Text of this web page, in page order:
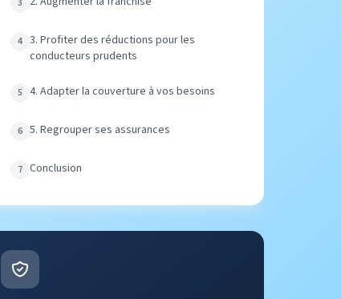
3. Profiter des réductions pour les
conducteurs prudents
4. Adapter la couverture à vos besoins
5. Regrouper ses assurances
Conclusion